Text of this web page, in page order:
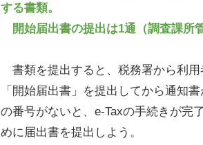
する書類。
開始届出書の提出は1通（調査課所
書類を提出すると、税務署から利用
「開始届出書」を提出してから通知
の番号がないと、e-Taxの手続きが完
めに届出書を提出しよう。